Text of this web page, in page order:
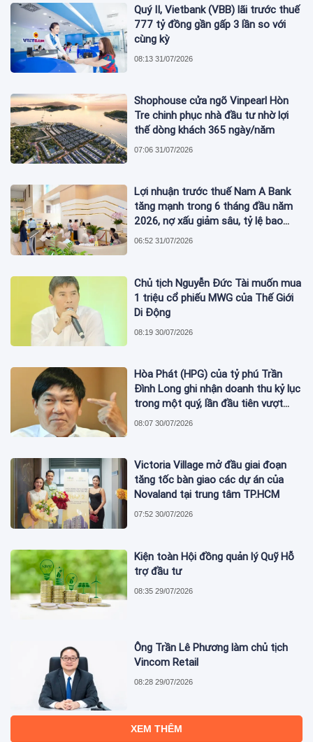
Quý II, Vietbank (VBB) lãi trước thuế
777 tỷ đồng gần gấp 3 lần so với
cùng kỳ
08:13 31/07/2026
Shophouse cửa ngõ Vinpearl Hòn
Tre chinh phục nhà đầu tư nhờ lợi
thế dòng khách 365 ngày/năm
07:06 31/07/2026
Lợi nhuận trước thuế Nam A Bank
tăng mạnh trong 6 tháng đầu năm
2026, nợ xấu giảm sâu, tỷ lệ bao
phủ nợ xấu tăng vượt trội
06:52 31/07/2026
Chủ tịch Nguyễn Đức Tài muốn mua
1 triệu cổ phiếu MWG của Thế Giới
Di Động
08:19 30/07/2026
Hòa Phát (HPG) của tỷ phú Trần
Đình Long ghi nhận doanh thu kỷ lục
trong một quý, lần đầu tiên vượt
mức 2 tỷ USD
08:07 30/07/2026
Victoria Village mở đầu giai đoạn
tăng tốc bàn giao các dự án của
Novaland tại trung tâm TP.HCM
07:52 30/07/2026
Kiện toàn Hội đồng quản lý Quỹ Hỗ
trợ đầu tư
08:35 29/07/2026
Ông Trần Lê Phương làm chủ tịch
Vincom Retail
08:28 29/07/2026